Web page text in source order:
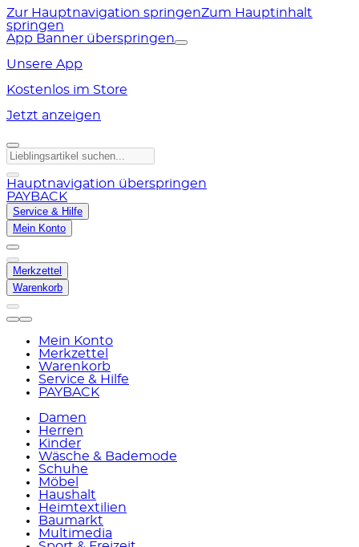
Zur Hauptnavigation springenZum Hauptinhalt
springen
App Banner überspringen
Unsere App
Kostenlos im Store
Jetzt anzeigen
Hauptnavigation überspringen
PAYBACK
Service & Hilfe
Mein Konto
Merkzettel
Warenkorb
Mein Konto
Merkzettel
Warenkorb
Service & Hilfe
PAYBACK
Damen
Herren
Kinder
Wäsche & Bademode
Schuhe
Möbel
Haushalt
Heimtextilien
Baumarkt
Multimedia